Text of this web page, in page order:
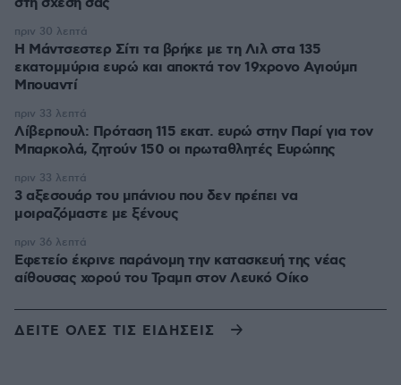
Η Μάντσεστερ Σίτι τα βρήκε με τη Λιλ στα 135
εκατομμύρια ευρώ και αποκτά τον 19χρονο Αγιούμπ
Μπουαντί
πριν 30 λεπτά
Λίβερπουλ: Πρόταση 115 εκατ. ευρώ στην Παρί για τον
Μπαρκολά, ζητούν 150 οι πρωταθλητές Ευρώπης
πριν 33 λεπτά
3 αξεσουάρ του μπάνιου που δεν πρέπει να
μοιραζόμαστε με ξένους
πριν 33 λεπτά
Εφετείο έκρινε παράνομη την κατασκευή της νέας
αίθουσας χορού του Τραμπ στον Λευκό Οίκο
πριν 36 λεπτά
ΔΕΙΤΕ ΟΛΕΣ ΤΙΣ ΕΙΔΗΣΕΙΣ